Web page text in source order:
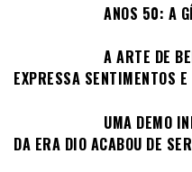
ANOS 50: A
A ARTE DE
EXPRESSA SENTIMENTOS E
UMA DEMO
DA ERA DIO ACABOU DE